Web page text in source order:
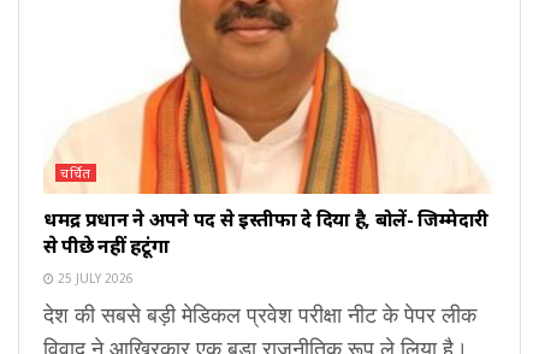
चर्चित
धर्मेंद्र प्रधान ने अपने पद से इस्तीफा दे दिया है, बोलें- जिम्मेदारी
से पीछे नहीं हटूंगा
25 JULY 2026
देश की सबसे बड़ी मेडिकल प्रवेश परीक्षा नीट के पेपर लीक
विवाद ने आखिरकार एक बड़ा राजनीतिक रूप ले लिया है।